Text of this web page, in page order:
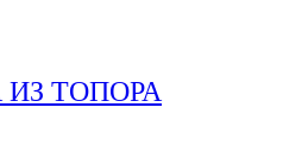
ТОПОРА